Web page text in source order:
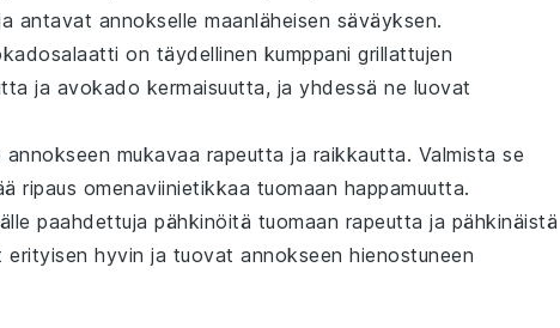
antavat annokselle maanläheisen säväyksen.
on täydellinen kumppani grillattujen
ja avokado kermaisuutta, ja yhdessä ne luovat
annokseen mukavaa rapeutta ja raikkautta. Valmista se
ripaus omenaviinietikkaa tuomaan happamuutta.
paahdettuja pähkinöitä tuomaan rapeutta ja pähkinäistä
erityisen hyvin ja tuovat annokseen hienostuneen